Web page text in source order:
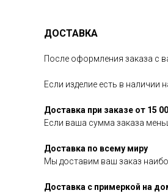
ДОСТАВКА
После оформления заказа с
Если изделие есть в наличии
Доставка при заказе от 15
Если ваша сумма заказа
Доставка по всему миру
Мы доставим ваш заказ
Доставка с примеркой на